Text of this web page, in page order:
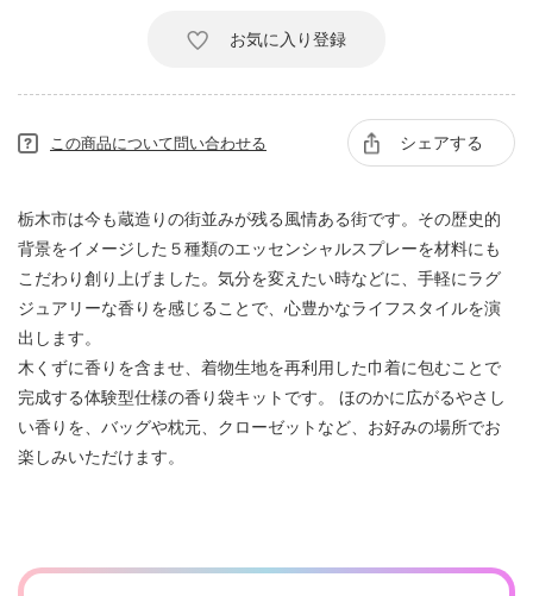
お気に入り登録
この商品について問い合わせる シェアする
栃木市は今も蔵造りの街並みが残る風情ある街です。その歴史的
背景をイメージした５種類のエッセンシャルスプレーを材料にも
こだわり創り上げました。気分を変えたい時などに、手軽にラグ
ジュアリーな香りを感じることで、心豊かなライフスタイルを演
出します。
木くずに香りを含ませ、着物生地を再利用した巾着に包むことで
完成する体験型仕様の香り袋キットです。 ほのかに広がるやさし
い香りを、バッグや枕元、クローゼットなど、お好みの場所でお
楽しみいただけます。